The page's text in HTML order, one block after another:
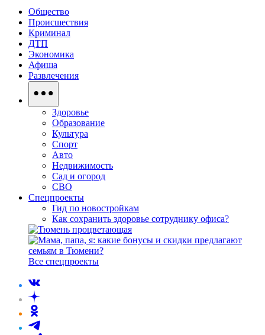
Общество
Происшествия
Криминал
ДТП
Экономика
Афиша
Развлечения
Здоровье
Образование
Культура
Спорт
Авто
Недвижимость
Сад и огород
СВО
Спецпроекты
Гид по новостройкам
Как сохранить здоровье сотруднику офиса?
Все спецпроекты